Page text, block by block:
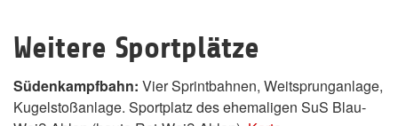
Weitere Sportplätze
Südenkampfbahn: Vier Sprintbahnen, Weitsprunganlage,
Kugelstoßanlage. Sportplatz des ehemaligen SuS Blau-